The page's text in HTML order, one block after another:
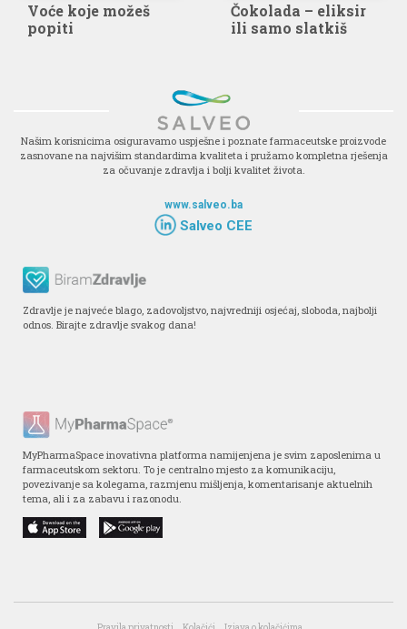
Voće koje možeš
popiti
Čokolada – eliksir
ili samo slatkiš
Našim korisnicima osiguravamo uspješne i poznate farmaceutske proizvode
zasnovane na najvišim standardima kvaliteta i pružamo kompletna rješenja
za očuvanje zdravlja i bolji kvalitet života.
www.salveo.ba
Salveo CEE
Zdravlje je najveće blago, zadovoljstvo, najvredniji osjećaj, sloboda, najbolji
odnos. Birajte zdravlje svakog dana!
MyPharmaSpace inovativna platforma namijenjena je svim zaposlenima u
farmaceutskom sektoru. To je centralno mjesto za komunikaciju,
povezivanje sa kolegama, razmjenu mišljenja, komentarisanje aktuelnih
tema, ali i za zabavu i razonodu.